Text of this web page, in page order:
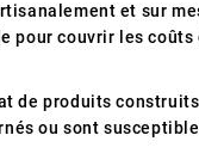
et sur
pour couvrir les
de produits
ou sont